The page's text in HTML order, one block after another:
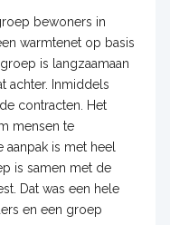
bewoners in
warmtenet op basis
is langzaamaan
achter. Inmiddels
contracten. Het
mensen te
is met heel
is samen met de
Dat was een hele
en een groep